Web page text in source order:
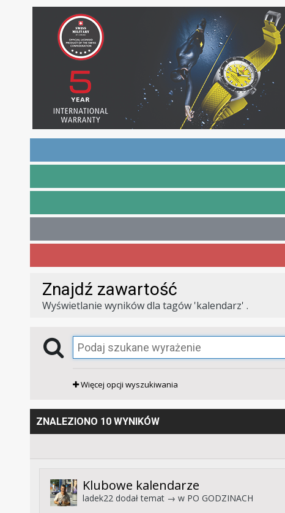
Znajdź zawartość
Wyświetlanie wyników dla tagów 'kalendarz' .
Więcej opcji wyszukiwania
ZNALEZIONO 10 WYNIKÓW
Klubowe kalendarze
ladek22dodał temat → w PO GODZINACH